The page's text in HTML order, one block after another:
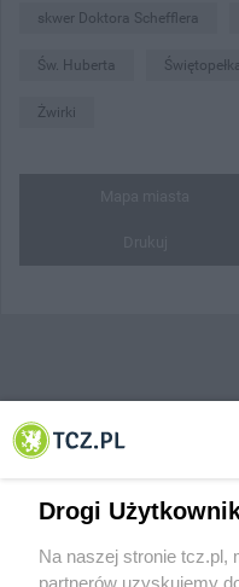
skwer Doktora Schefflera
Św. Huberta Świętopełka
Żwirki
© 2001-2026 Tczew - TCZ.PL Sp.
Drogi
Na naszej stronie tcz.pl,
partnerów uzyskujemy